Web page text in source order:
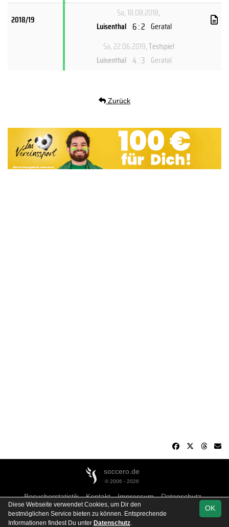
2018/19
Sa, 18.08.2018,
Luisenthal 6 : 2 Geratal
Sa, 22.06.2019, Testspiel
Luisenthal 4 : 3 Geratal
Zurück
soccero.de
© 2006 - 2026
Besucherstatistik Kontakt Impressum
Datenschutz
OK
Diese Webseite verwendet Cookies, um Dir den
bestmöglichen Service bieten zu können. Entsprechende
Informationen findest Du unter Datenschutz.